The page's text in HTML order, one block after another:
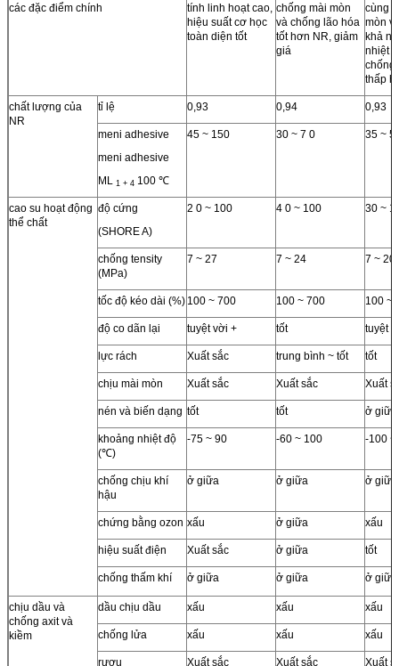
các đặc điểm chính
tính linh hoạt cao,
hiệu suất cơ học
toàn diện tốt
chống mài mòn
và chống lão hóa
tốt hơn NR, giảm
giá
cùng
mòn
khả
nhiệt
chống
thấp
chất lượng của
NR
tỉ lệ 0,93 0,94 0,93
meni adhesive
meni adhesive
ML 1 + 4 100 ℃
45 ~ 150 30 ~ 7 0 35 ~
cao su hoạt động
thể chất
độ cứng
(SHORE A)
2 0 ~ 100 4 0 ~ 100 30 ~
chống tensity
(MPa)
7 ~ 27 7 ~ 24 7 ~ 20
tốc độ kéo dài (%) 100 ~ 700 100 ~ 700 100 ~
độ co dãn lại tuyệt vời + tốt tuyệt
lực rách Xuất sắc trung bình ~ tốt tốt
chịu mài mòn Xuất sắc Xuất sắc Xuất
nén và biến dạng tốt tốt ở giữa
khoảng nhiệt độ
(℃)
-75 ~ 90 -60 ~ 100 -100 ~
chống chịu khí
hậu
ở giữa ở giữa ở giữa
chứng bằng ozon xấu ở giữa xấu
hiệu suất điện Xuất sắc ở giữa tốt
chống thấm khí ở giữa ở giữa ở giữa
chịu dầu và
chống axit và
kiềm
dầu chịu dầu xấu xấu xấu
chống lửa xấu xấu xấu
rượu Xuất sắc Xuất sắc Xuất